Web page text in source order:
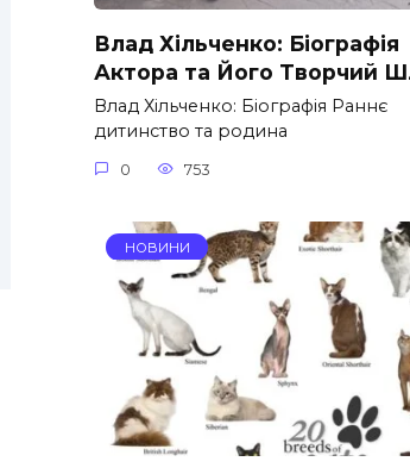
Влад Хільченко: Біографія
Актора та Його Творчий
Влад Хільченко: Біографія Раннє
дитинство та родина
0 753
НОВИНИ